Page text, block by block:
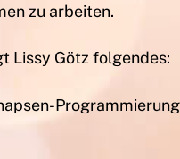
zu arbeiten.
Lissy Götz folgendes: